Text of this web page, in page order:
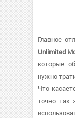
Главное
Unlimited
которые
нужно
Что
точно так